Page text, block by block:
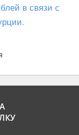
в связи с